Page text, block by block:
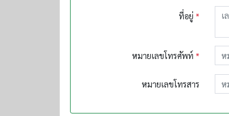
ที่อยู่ *
หมายเลขโทรศัพท์ *
หมายเลขโทรสาร